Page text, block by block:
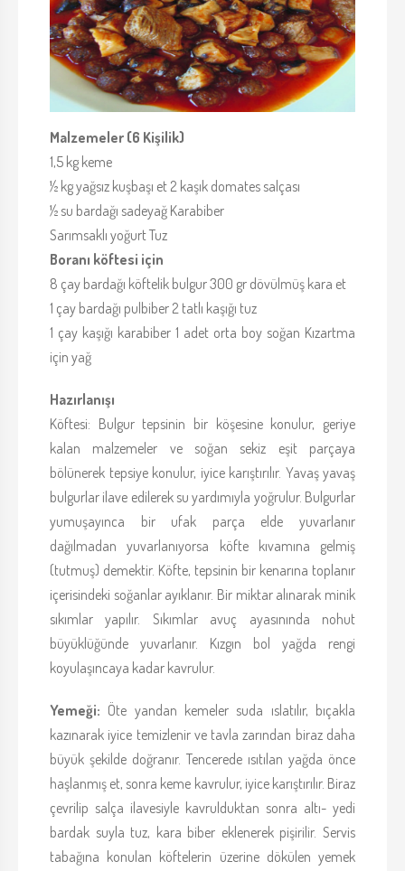
Malzemeler (6 Kişilik)
1,5 kg keme
½ kg yağsız kuşbaşı et 2 kaşık domates salçası
½ su bardağı sadeyağ Karabiber
Sarımsaklı yoğurt Tuz
Boranı köftesi için
8 çay bardağı köftelik bulgur 300 gr dövülmüş kara et
1 çay bardağı pulbiber 2 tatlı kaşığı tuz
1 çay kaşığı karabiber 1 adet orta boy soğan Kızartma
için yağ
Hazırlanışı
Köftesi: Bulgur tepsinin bir köşesine konulur, geriye
kalan malzemeler ve soğan sekiz eşit parçaya
bölünerek tepsiye konulur, iyice karıştırılır. Yavaş yavaş
bulgurlar ilave edilerek su yardımıyla yoğrulur. Bulgurlar
yumuşayınca bir ufak parça elde yuvarlanır
dağılmadan yuvarlanıyorsa köfte kıvamına gelmiş
(tutmuş) demektir. Köfte, tepsinin bir kenarına toplanır
içerisindeki soğanlar ayıklanır. Bir miktar alınarak minik
sıkımlar yapılır. Sıkımlar avuç ayasınında nohut
büyüklüğünde yuvarlanır. Kızgın bol yağda rengi
koyulaşıncaya kadar kavrulur.
Yemeği: Öte yandan kemeler suda ıslatılır, bıçakla
kazınarak iyice temizlenir ve tavla zarından biraz daha
büyük şekilde doğranır. Tencerede ısıtılan yağda önce
haşlanmış et, sonra keme kavrulur, iyice karıştırılır. Biraz
çevrilip salça ilavesiyle kavrulduktan sonra altı- yedi
bardak suyla tuz, kara biber eklenerek pişirilir. Servis
tabağına konulan köftelerin üzerine dökülen yemek